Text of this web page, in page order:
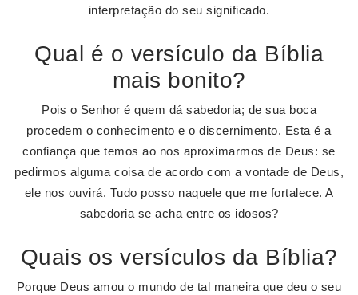
interpretação do seu significado.
Qual é o versículo da Bíblia
mais bonito?
Pois o Senhor é quem dá sabedoria; de sua boca
procedem o conhecimento e o discernimento. Esta é a
confiança que temos ao nos aproximarmos de Deus: se
pedirmos alguma coisa de acordo com a vontade de Deus,
ele nos ouvirá. Tudo posso naquele que me fortalece. A
sabedoria se acha entre os idosos?
Quais os versículos da Bíblia?
Porque Deus amou o mundo de tal maneira que deu o seu